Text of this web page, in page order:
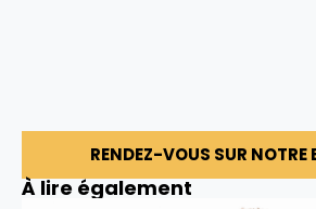
RENDEZ-VOUS SUR NOTRE
À lire également